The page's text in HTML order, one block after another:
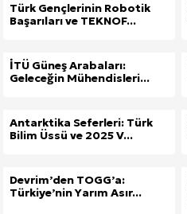
Türk Gençlerinin Robotik
Başarıları ve TEKNOF...
İTÜ Güneş Arabaları:
Geleceğin Mühendisleri...
Antarktika Seferleri: Türk
Bilim Üssü ve 2025 V...
Devrim’den TOGG’a:
Türkiye’nin Yarım Asır...